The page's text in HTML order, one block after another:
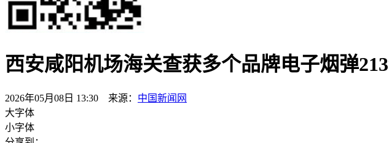
西安咸阳机场海关查获多个品牌电子烟弹
2026年05月08日 13:30 来源： 中国新闻网
大字体
小字体